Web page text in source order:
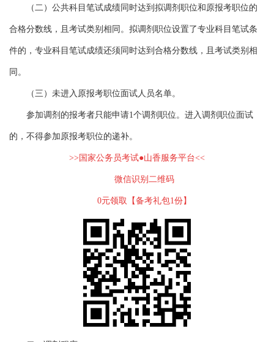
（二）公共科目笔试成绩同时达到拟调剂职位和原报考职位的
合格分数线，且考试类别相同。拟调剂职位设置了专业科目笔试条
件的，专业科目笔试成绩还须同时达到合格分数线，且考试类别相
同。
（三）未进入原报考职位面试人员名单。
参加调剂的报考者只能申请1个调剂职位。进入调剂职位面试
的，不得参加原报考职位的递补。
>>国家公务员考试●山香服务平台<<
微信识别二维码
0元领取【备考礼包1份】